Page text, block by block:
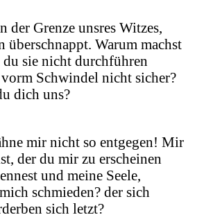
Grenze unsres Witzes,
überschnappt. Warum machst
sie nicht durchführen
Schwindel nicht sicher?
dich uns?
mir nicht so entgegen! Mir
der du mir zu erscheinen
und meine Seele,
schmieden? der sich
sich letzt?